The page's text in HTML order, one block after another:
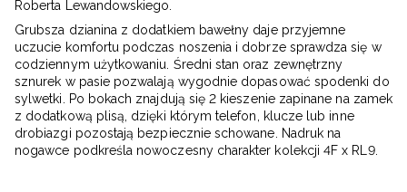
Roberta Lewandowskiego.
Grubsza dzianina z dodatkiem bawełny daje przyjemne
uczucie komfortu podczas noszenia i dobrze sprawdza się w
codziennym użytkowaniu. Średni stan oraz zewnętrzny
sznurek w pasie pozwalają wygodnie dopasować spodenki do
sylwetki. Po bokach znajdują się 2 kieszenie zapinane na zamek
z dodatkową plisą, dzięki którym telefon, klucze lub inne
drobiazgi pozostają bezpiecznie schowane. Nadruk na
nogawce podkreśla nowoczesny charakter kolekcji 4F x RL9.